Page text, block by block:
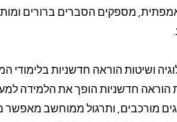
מספקים הסברים ברורים
ושיטות הוראה חדשניות בלימודי
הוראה חדשניות הופך את הלמידה
מורכבים, ותרגול ממוחשב